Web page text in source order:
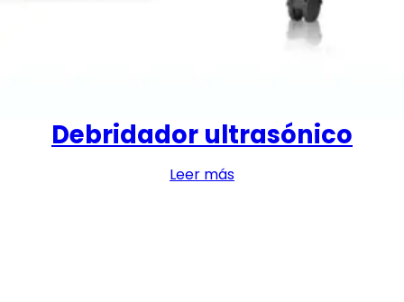
Debridador ultrasónico
Leer más